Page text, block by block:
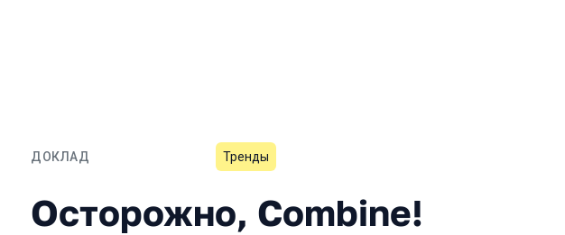
ДОКЛАД
Осторожно, Combine!
Тренды
Осторожно, Combine!